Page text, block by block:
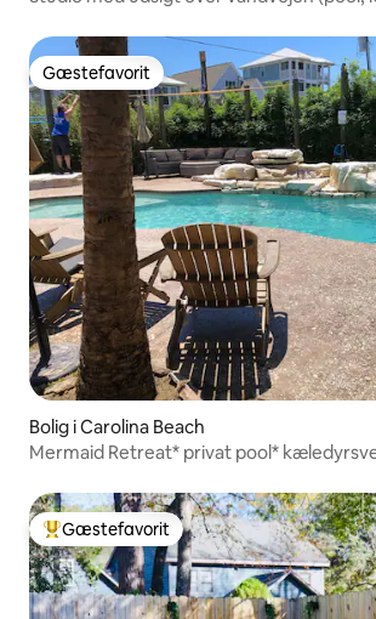
Gæstefavorit
Gæstefavorit
Bolig i Carolina Beach
Mermaid Retreat* privat pool*
Bedste gæstefavorit
Gæstefavorit